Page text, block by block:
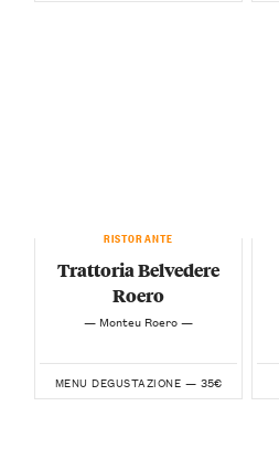
RISTORANTE
Trattoria Belvedere
Roero
— Monteu Roero —
MENU DEGUSTAZIONE — 35€